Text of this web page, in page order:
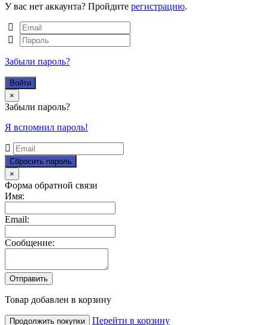
У вас нет аккаунта? Пройдите регистрацию.
Забыли пароль?
×
Забыли пароль?
Я вспомнил пароль!
×
Форма обратной связи
Имя:
Email:
Сообщение:
Товар добавлен в корзину
Продолжить покупки Перейти в корзину